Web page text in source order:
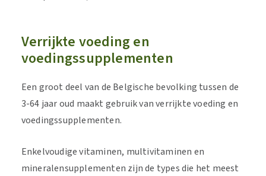
Verrijkte voeding en
voedingssupplementen
Een groot deel van de Belgische bevolking tussen de
3-64 jaar oud maakt gebruik van verrijkte voeding en
voedingssupplementen.
Enkelvoudige vitaminen, multivitaminen en
mineralensupplementen zijn de types die het meest